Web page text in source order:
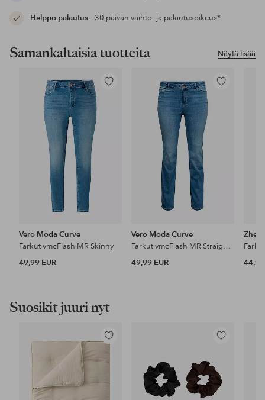
Helppo palautus– 30 päivän vaihto- ja palautusoikeus*
Näytä lisää
Samankaltaisia tuotteita
Lisää
Vero Moda Curve
Farkut vmcFlash MR Skinny
49,99 EUR
Lisää
Vero Moda Curve
Farkut vmcFlash MR Straight Li347 GA
49,99 EUR
44,95
Suosikit juuri nyt
Lisää
Lisää